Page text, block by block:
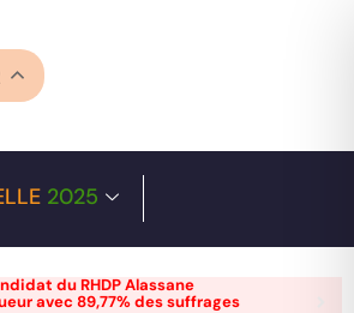
2025
du RHDP Alassane
avec 89,77% des suffrages